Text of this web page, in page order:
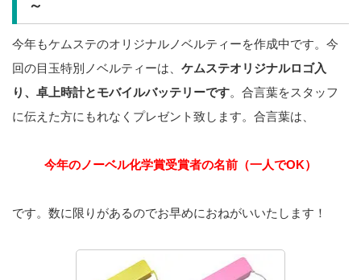
～
今年もケムステのオリジナルノベルティーを作成中です。今
回の目玉特別ノベルティーは、 ケムステオリジナルロゴ入
り、卓上時計とモバイルバッテリーです。合言葉をスタッフ
に伝えた方にもれなくプレゼント致します。合言葉は、
今年のノーベル化学賞受賞者の名前（一人でOK）
です。数に限りがあるのでお早めにおねがいいたします！